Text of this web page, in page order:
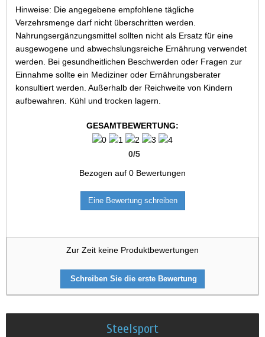
Hinweise: Die angegebene empfohlene tägliche
Verzehrsmenge darf nicht überschritten werden.
Nahrungsergänzungsmittel sollten nicht als Ersatz für eine
ausgewogene und abwechslungsreiche Ernährung verwendet
werden. Bei gesundheitlichen Beschwerden oder Fragen zur
Einnahme sollte ein Mediziner oder Ernährungsberater
konsultiert werden. Außerhalb der Reichweite von Kindern
aufbewahren. Kühl und trocken lagern.
GESAMTBEWERTUNG:
0/5
Bezogen auf 0 Bewertungen
Eine Bewertung schreiben
Zur Zeit keine Produktbewertungen
Schreiben Sie die erste Bewertung
Steelsport